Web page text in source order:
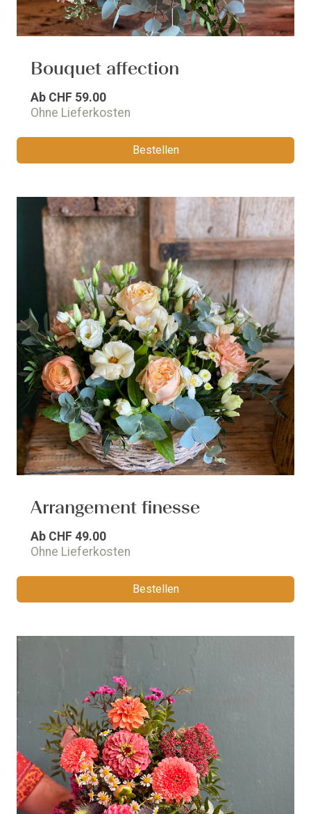
Bouquet affection
Ab CHF 59.00
Ohne Lieferkosten
Bestellen
Arrangement finesse
Ab CHF 49.00
Ohne Lieferkosten
Bestellen